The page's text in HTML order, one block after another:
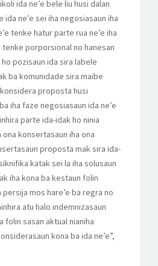
ida ne’e bele liu husi dalan
ida ne’e sei iha negosiasaun iha
tenke hatur parte rua ne’e iha
tenke porporsional no hanesan
pozisaun ida sira labele
ba komunidade sira maibe
proposta husi
iha faze negosiasaun ida ne’e
parte ida-idak ho ninia
ona konsertasaun iha ona
proposta mak sira ida-
katak sei la iha solusaun
iha kona ba kestaun folin
mos hare’e ba regra no
atu halo indemnizasaun
folin sasan aktual nianiha
kona ba ida ne’e”,